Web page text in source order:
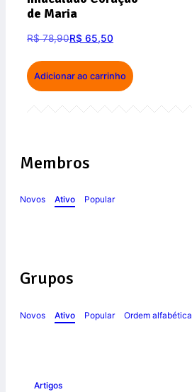
de Maria
R$78,90R$ 65,50
Adicionar ao carrinho
Membros
Novos Ativo Popular
Grupos
Novos Ativo Popular Ordem alfabética
Artigos